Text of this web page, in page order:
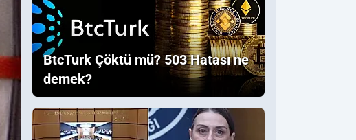
BtcTurk Çöktü mü? 503 Hatası ne
demek?